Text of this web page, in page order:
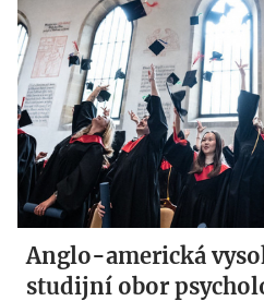
Anglo-americká
studijní obor